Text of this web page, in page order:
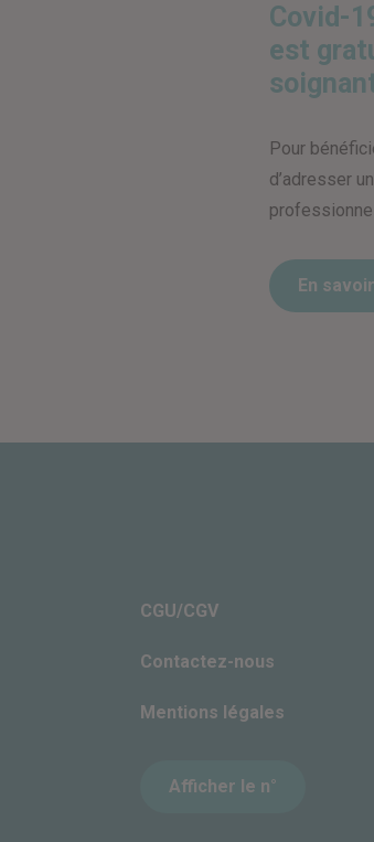
Covid-
est
Pour
d’adresser
En
CGU/CGV
Contactez-nous
Mentions légales
Afficher le n°